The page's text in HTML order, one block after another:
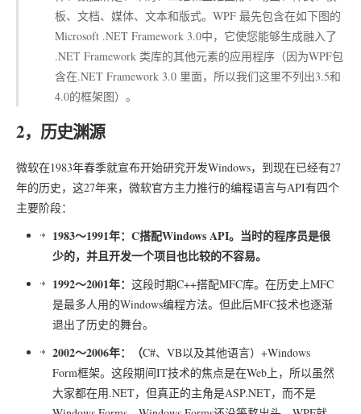
板、文档、媒体、文本和版式。WPF 最先包含在如下图的
Microsoft .NET Framework 3.0中，它使您能够生成融入了
.NET Framework 类库的其他元素的应用程序（因为WPF包
含在.NET Framework 3.0 里面，所以我们这里不列出3.5和
4.0的框架图）。
2，历史渊源
微软在1983年春季就宣布开始研究开发Windows，到现在已经有27
年的历史，这27年来，微软官方主力推行的编程语言与API有四个
主要阶段：
1983～1991年： C搭配Windows API。当时的程序员是很
少的，并且开发一个项目也比较的不容易。
1992～2001年： 这段时期C++搭配MFC库。在历史上MFC
是最多人用的Windows编程方法。但此后MFC技术也逐渐
退出了历史的舞台。
2002～2006年：（C#、VB以及其他语言）+Windows
Form框架。这段期间IT技术的焦点是在Web上，所以虽然
大家都在用.NET，但真正的主角是ASP.NET，而不是